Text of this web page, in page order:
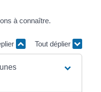
à connaître.
Tout déplier